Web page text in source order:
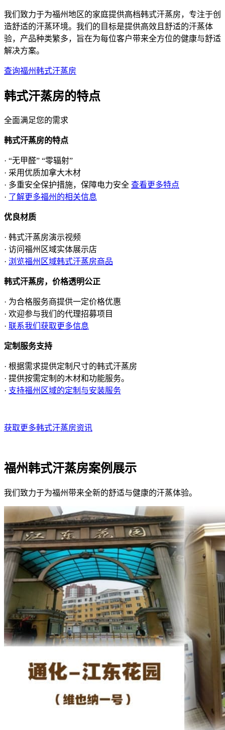
我们致力于为福州地区的家庭提供高档韩式汗蒸房，专注于创
造舒适的汗蒸环境。我们的目标是提供高效且舒适的汗蒸体
验，产品种类繁多，旨在为每位客户带来全方位的健康与舒适
解决方案。
查询福州韩式汗蒸房
韩式汗蒸房的特点
全面满足您的需求
韩式汗蒸房的特点
· “无甲醛” “零辐射”
· 采用优质加拿大木材
· 多重安全保护措施，保障电力安全 查看更多特点
· 了解更多福州的相关信息
优良材质
· 韩式汗蒸房演示视频
· 访问福州区域实体展示店
· 浏览福州区域韩式汗蒸房商品
韩式汗蒸房，价格透明公正
· 为合格服务商提供一定价格优惠
· 欢迎参与我们的代理招募项目
· 联系我们获取更多信息
定制服务支持
· 根据需求提供定制尺寸的韩式汗蒸房
· 提供按需定制的木材和功能服务。
· 支持福州区域的定制与安装服务
获取更多韩式汗蒸房资讯
福州韩式汗蒸房案例展示
我们致力于为福州带来全新的舒适与健康的汗蒸体验。